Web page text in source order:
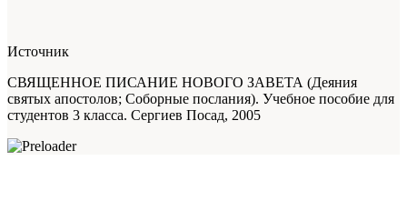
Источник
СВЯЩЕННОЕ ПИСАНИЕ НОВОГО ЗАВЕТА (Деяния
святых апостолов; Соборные послания). Учебное пособие для
студентов 3 класса. Сергиев Посад, 2005